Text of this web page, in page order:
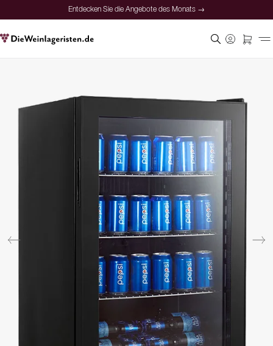
Entdecken Sie die Angebote des Monats →